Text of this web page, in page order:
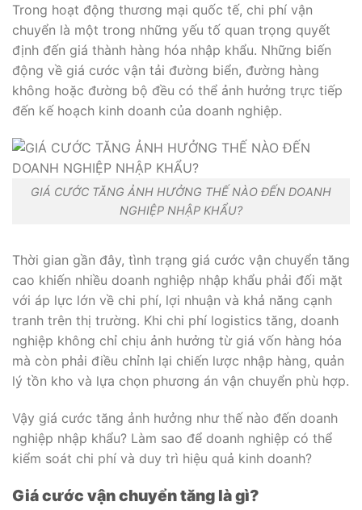
Trong hoạt động thương mại quốc tế, chi phí vận
chuyển là một trong những yếu tố quan trọng quyết
định đến giá thành hàng hóa nhập khẩu. Những biến
động về giá cước vận tải đường biển, đường hàng
không hoặc đường bộ đều có thể ảnh hưởng trực tiếp
đến kế hoạch kinh doanh của doanh nghiệp.
GIÁ CƯỚC TĂNG ẢNH HƯỞNG THẾ NÀO ĐẾN DOANH
NGHIỆP NHẬP KHẨU?
Thời gian gần đây, tình trạng giá cước vận chuyển tăng
cao khiến nhiều doanh nghiệp nhập khẩu phải đối mặt
với áp lực lớn về chi phí, lợi nhuận và khả năng cạnh
tranh trên thị trường. Khi chi phí logistics tăng, doanh
nghiệp không chỉ chịu ảnh hưởng từ giá vốn hàng hóa
mà còn phải điều chỉnh lại chiến lược nhập hàng, quản
lý tồn kho và lựa chọn phương án vận chuyển phù hợp.
Vậy giá cước tăng ảnh hưởng như thế nào đến doanh
nghiệp nhập khẩu? Làm sao để doanh nghiệp có thể
kiểm soát chi phí và duy trì hiệu quả kinh doanh?
Giá cước vận chuyển tăng là gì?